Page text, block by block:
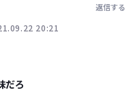
返信する
20:21
だろ